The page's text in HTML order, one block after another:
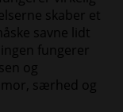
skaber et
savne lidt
fungerer
og
særhed og